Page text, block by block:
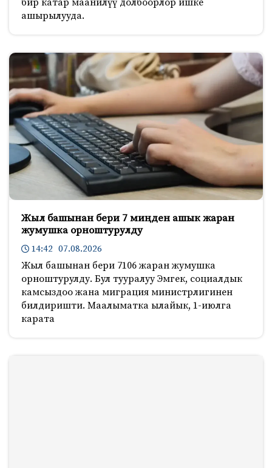
бир катар маанилүү долбоорлор ишке
ашырылууда.
Жыл башынан бери 7 миңден ашык жаран
жумушка орноштурулду
14:42 07.08.2026
Жыл башынан бери 7106 жаран жумушка
орноштурулду. Бул тууралуу Эмгек, социалдык
камсыздоо жана миграция министрлигинен
билдиришти. Маалыматка ылайык, 1-июлга
карата